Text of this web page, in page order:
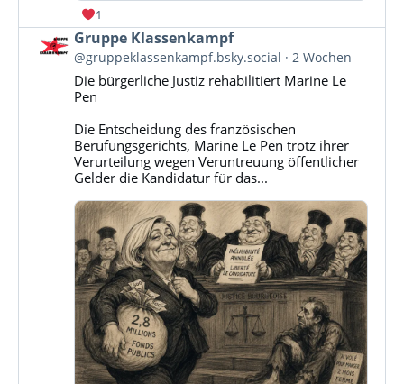
1
Beitrag
von
Gruppe
Klassenkampf
Bluesky
ansehen
Gruppe Klassenkampf
@gruppeklassenkampf.bsky.social 2 Wochen
Die bürgerliche Justiz rehabilitiert Marine Le
Pen
Die Entscheidung des französischen
Berufungsgerichts, Marine Le Pen trotz ihrer
Verurteilung wegen Veruntreuung öffentlicher
Gelder die Kandidatur für das...